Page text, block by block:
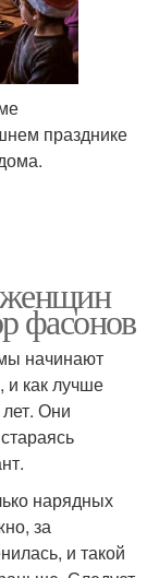
празднике
женщин
фасонов
начинают
и как лучше
Они
нарядных
за
и такой